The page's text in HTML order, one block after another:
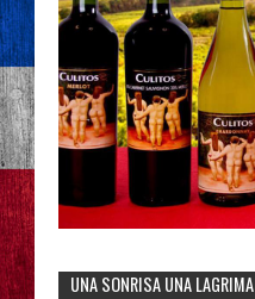
UNA SONRISA UNA LAGRIMA